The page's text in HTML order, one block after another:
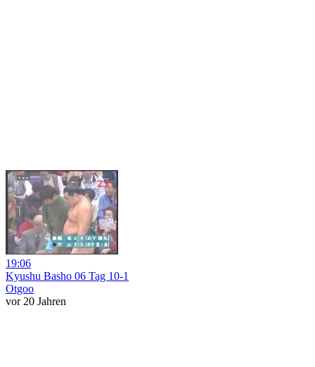
19:06
Kyushu Basho 06 Tag 10-1
Otgoo
vor 20 Jahren